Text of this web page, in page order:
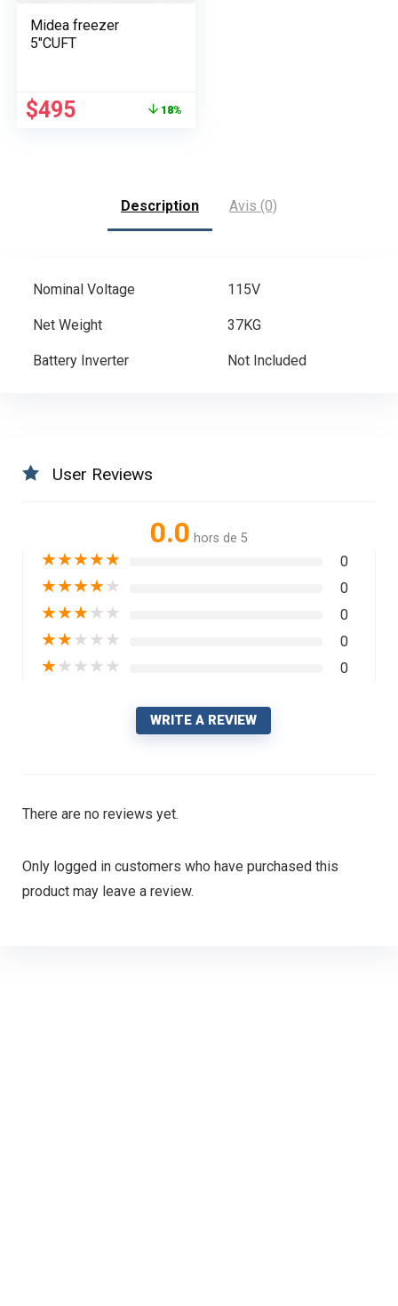
Midea freezer
5″CUFT
Le
prix
$495Le 18%
Description Avis (0)
Nominal Voltage 115V
Net Weight 37KG
Battery Inverter Not Included
User Reviews
0.0 hors de 5
★★★★★ 0
★★★★★ 0
★★★★★ 0
★★★★★ 0
★★★★★ 0
WRITE A REVIEW
There are no reviews yet.
Only logged in customers who have purchased this
product may leave a review.